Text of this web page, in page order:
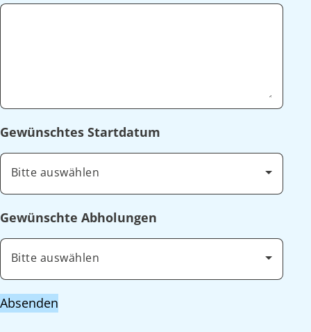
Gewünschtes Startdatum
Bitte auswählen
Gewünschte Abholungen
Bitte auswählen
Absenden